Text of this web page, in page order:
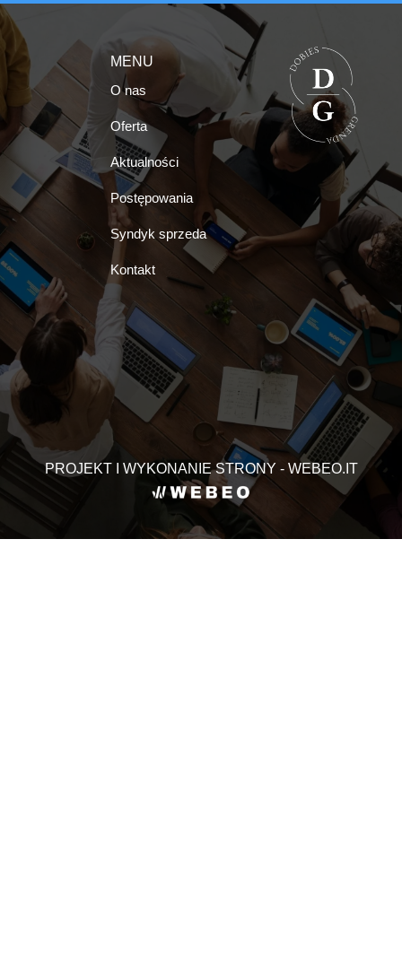
MENU
O nas
Oferta
Aktualności
Postępowania
Syndyk sprzeda
Kontakt
PROJEKT I WYKONANIE STRONY - WEBEO.IT